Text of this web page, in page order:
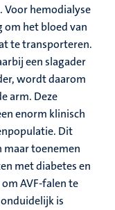
Voor hemodialyse
het bloed van
te transporteren.
een slagader
wordt daarom
arm. Deze
enorm klinisch
Dit
maar toenemen
met diabetes en
AVF-falen te
is